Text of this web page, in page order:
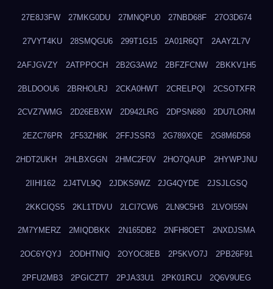
27E8J3FW 27MKG0DU 27MNQPU0 27NBD68F 27O3D674
27VYT4KU 28SMQGU6 299T1G15 2A01R6QT 2AAYZL7V
2AFJGVZY 2ATPPOCH 2B2G3AW2 2BFZFCNW 2BKKV1H5
2BLDOOU6 2BRHOLRJ 2CKA0HWT 2CRELPQI 2CSOTXFR
2CVZ7WMG 2D26EBXW 2D942LRG 2DPSN680 2DU7LORM
2EZC76PR 2F53ZH8K 2FFJSSR3 2G789XQE 2G8M6D58
2HDT2UKH 2HLBXGGN 2HMC2F0V 2HO7QAUP 2HYWPJNU
2IIHI162 2J4TVL9Q 2JDKS9WZ 2JG4QYDE 2JSJLGSQ
2KKCIQS5 2KL1TDVU 2LCI7CW6 2LN9C5H3 2LVOI55N
2M7YMERZ 2MIQDBKK 2N165DB2 2NFH8OET 2NXDJSMA
2OC6YQYJ 2ODHTNIQ 2OYOC8EB 2P5KVO7J 2PB26F91
2PFU2MB3 2PGICZT7 2PJA33U1 2PK01RCU 2Q6V9UEG